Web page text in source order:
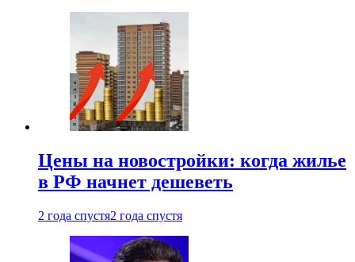
Цены на новостройки: когда жилье
в РФ начнет дешеветь
2 года спустя2 года спустя